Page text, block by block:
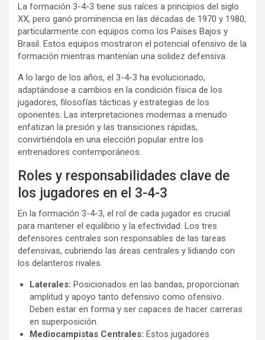
La formación 3-4-3 tiene sus raíces a principios del siglo
XX, pero ganó prominencia en las décadas de 1970 y 1980,
particularmente con equipos como los Países Bajos y
Brasil. Estos equipos mostraron el potencial ofensivo de la
formación mientras mantenían una solidez defensiva.
A lo largo de los años, el 3-4-3 ha evolucionado,
adaptándose a cambios en la condición física de los
jugadores, filosofías tácticas y estrategias de los
oponentes. Las interpretaciones modernas a menudo
enfatizan la presión y las transiciones rápidas,
convirtiéndola en una elección popular entre los
entrenadores contemporáneos.
Roles y responsabilidades clave de
los jugadores en el 3-4-3
En la formación 3-4-3, el rol de cada jugador es crucial
para mantener el equilibrio y la efectividad. Los tres
defensores centrales son responsables de las tareas
defensivas, cubriendo las áreas centrales y lidiando con
los delanteros rivales.
Laterales: Posicionados en las bandas, proporcionan
amplitud y apoyo tanto defensivo como ofensivo.
Deben estar en forma y ser capaces de hacer carreras
en superposición.
Mediocampistas Centrales: Estos jugadores